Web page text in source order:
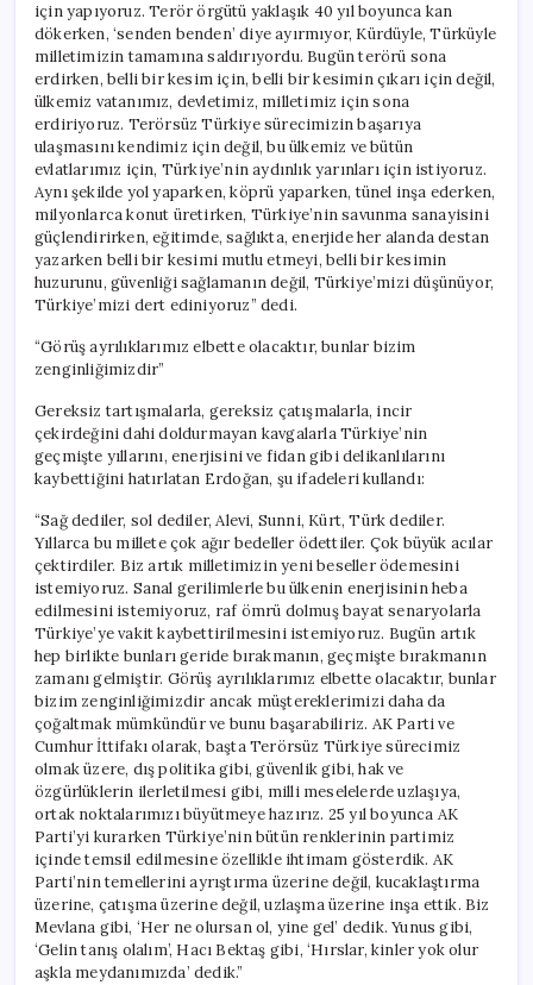
için yapıyoruz. Terör örgütü yaklaşık 40 yıl boyunca kan
dökerken, ‘senden benden’ diye ayırmıyor, Kürdüyle, Türküyle
milletimizin tamamına saldırıyordu. Bugün terörü sona
erdirken, belli bir kesim için, belli bir kesimin çıkarı için değil,
ülkemiz vatanımız, devletimiz, milletimiz için sona
erdiriyoruz. Terörsüz Türkiye sürecimizin başarıya
ulaşmasını kendimiz için değil, bu ülkemiz ve bütün
evlatlarımız için, Türkiye’nin aydınlık yarınları için istiyoruz.
Aynı şekilde yol yaparken, köprü yaparken, tünel inşa ederken,
milyonlarca konut üretirken, Türkiye’nin savunma sanayisini
güçlendirirken, eğitimde, sağlıkta, enerjide her alanda destan
yazarken belli bir kesimi mutlu etmeyi, belli bir kesimin
huzurunu, güvenliği sağlamanın değil, Türkiye’mizi düşünüyor,
Türkiye’mizi dert ediniyoruz” dedi.
“Görüş ayrılıklarımız elbette olacaktır, bunlar bizim
zenginliğimizdir”
Gereksiz tartışmalarla, gereksiz çatışmalarla, incir
çekirdeğini dahi doldurmayan kavgalarla Türkiye’nin
geçmişte yıllarını, enerjisini ve fidan gibi delikanlılarını
kaybettiğini hatırlatan Erdoğan, şu ifadeleri kullandı:
“Sağ dediler, sol dediler, Alevi, Sunni, Kürt, Türk dediler.
Yıllarca bu millete çok ağır bedeller ödettiler. Çok büyük acılar
çektirdiler. Biz artık milletimizin yeni beseller ödemesini
istemiyoruz. Sanal gerilimlerle bu ülkenin enerjisinin heba
edilmesini istemiyoruz, raf ömrü dolmuş bayat senaryolarla
Türkiye’ye vakit kaybettirilmesini istemiyoruz. Bugün artık
hep birlikte bunları geride bırakmanın, geçmişte bırakmanın
zamanı gelmiştir. Görüş ayrılıklarımız elbette olacaktır, bunlar
bizim zenginliğimizdir ancak müştereklerimizi daha da
çoğaltmak mümkündür ve bunu başarabiliriz. AK Parti ve
Cumhur İttifakı olarak, başta Terörsüz Türkiye sürecimiz
olmak üzere, dış politika gibi, güvenlik gibi, hak ve
özgürlüklerin ilerletilmesi gibi, milli meselelerde uzlaşıya,
ortak noktalarımızı büyütmeye hazırız. 25 yıl boyunca AK
Parti’yi kurarken Türkiye’nin bütün renklerinin partimiz
içinde temsil edilmesine özellikle ihtimam gösterdik. AK
Parti’nin temellerini ayrıştırma üzerine değil, kucaklaştırma
üzerine, çatışma üzerine değil, uzlaşma üzerine inşa ettik. Biz
Mevlana gibi, ‘Her ne olursan ol, yine gel’ dedik. Yunus gibi,
‘Gelin tanış olalım’, Hacı Bektaş gibi, ‘Hırslar, kinler yok olur
aşkla meydanımızda’ dedik.”